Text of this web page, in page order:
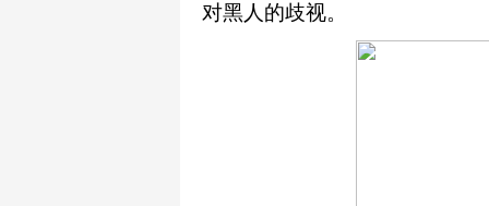
对黑人的歧视。